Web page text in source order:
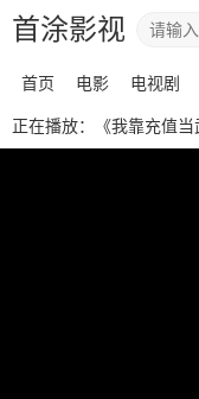
首涂影视
首页 电影 电视剧
正在播放：《我靠充值